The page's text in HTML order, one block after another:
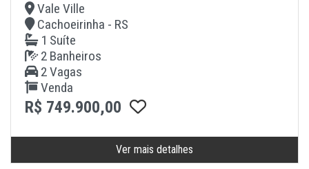
Vale Ville
Cachoeirinha - RS
1 Suíte
2 Banheiros
2 Vagas
Venda
R$ 749.900,00
Ver mais detalhes